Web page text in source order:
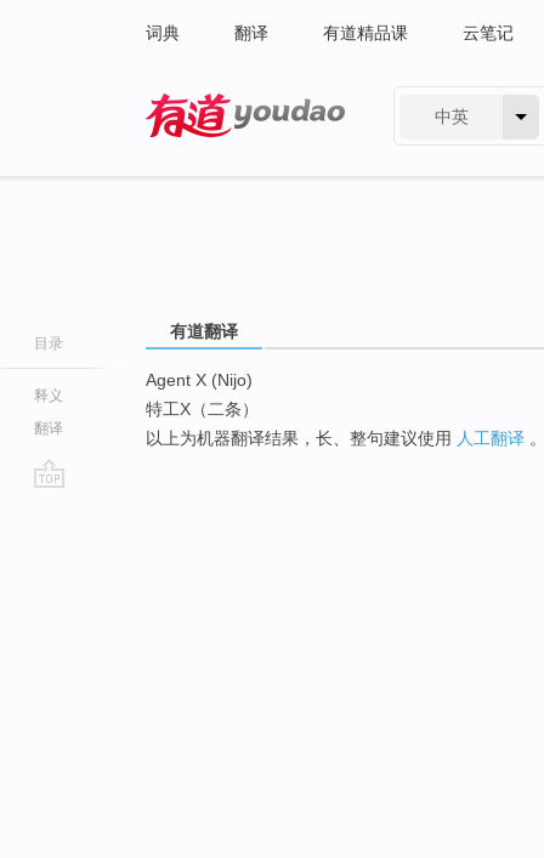
词典 翻译 有道精品课 云笔记
中英
目录
释义
翻译
有道翻译
Agent X (Nijo)
特工X（二条）
以上为机器翻译结果，长、整句建议使用 人工翻译